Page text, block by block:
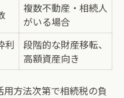
複数不動産・相続人
がいる場合
利
段階的な財産移転、
高額資産向き
方法次第で相続税の負